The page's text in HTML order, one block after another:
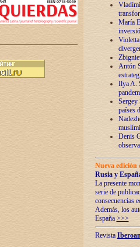
María
Antón
Ilya A.
Sergey
países
Denis
Nueva
Rusia y
La presente
serie de
consecuencias
Además, los
España >>>
Revista